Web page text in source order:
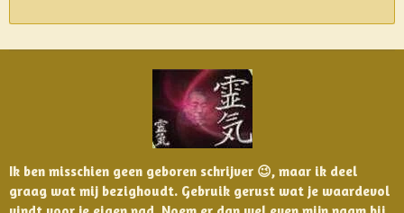
Ik ben misschien geen geboren schrijver 😉, maar ik deel
graag wat mij bezighoudt. Gebruik gerust wat je waardevol